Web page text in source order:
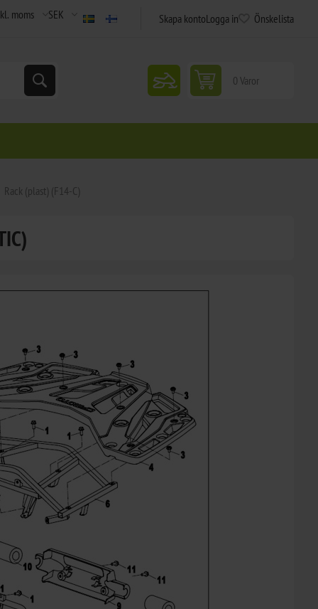
Skapa kontoLogga in Önskelista
snowmobile 0 Varor
Rack (plast) (F14-C)